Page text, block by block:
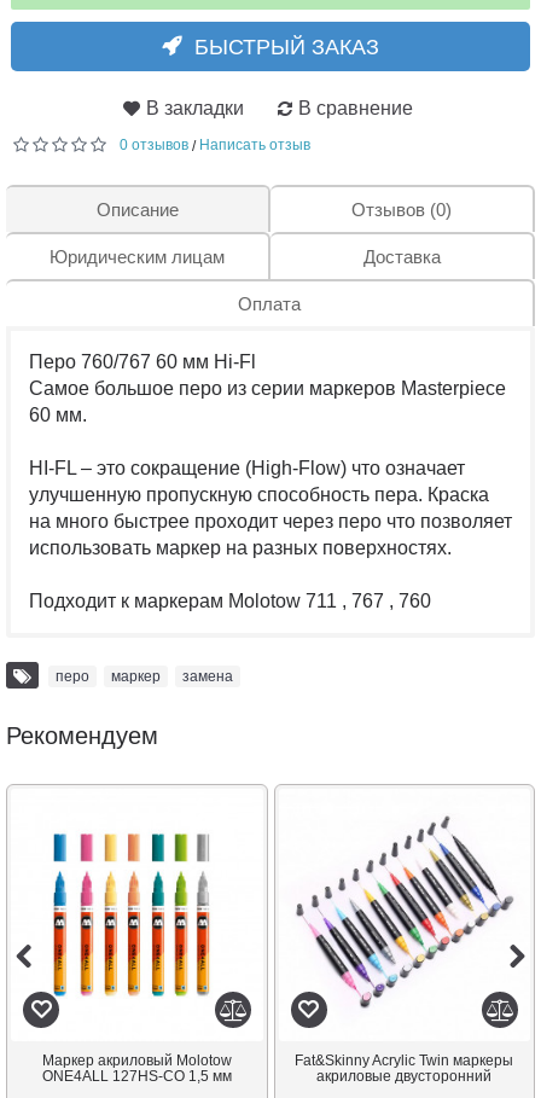
БЫСТРЫЙ ЗАКАЗ
В закладки В сравнение
0 отзывов / Написать отзыв
Описание Отзывов (0)
Юридическим лицам Доставка
Оплата
Перо 760/767 60 мм Hi-Fl
Самое большое перо из серии маркеров Masterpiece
60 мм.
HI-FL – это сокращение (High-Flow) что означает
улучшенную пропускную способность пера. Краска
на много быстрее проходит через перо что позволяет
использовать маркер на разных поверхностях.
Подходит к маркерам Molotow 711 , 767 , 760
перо маркер замена
Рекомендуем
Маркер акриловый Molotow
ONE4ALL 127HS-CO 1,5 мм
Fat&Skinny Acrylic Twin маркеры
акриловые двусторонний